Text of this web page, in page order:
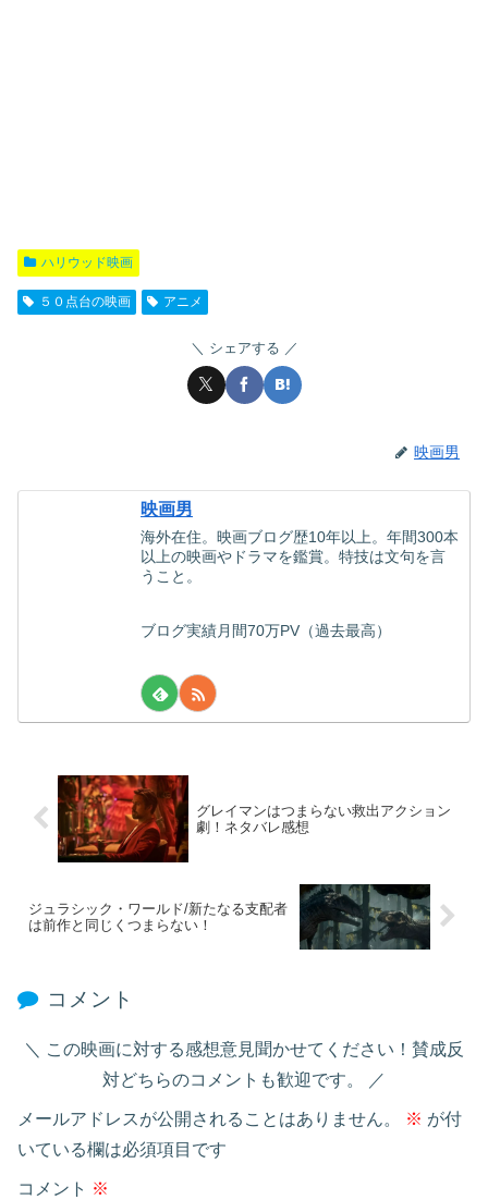
ハリウッド映画
５０点台の映画 アニメ
シェアする
映画男
映画男
海外在住。映画ブログ歴10年以上。年間300本
以上の映画やドラマを鑑賞。特技は文句を言
うこと。
ブログ実績月間70万PV（過去最高）
グレイマンはつまらない救出アクション
劇！ネタバレ感想
ジュラシック・ワールド/新たなる支配者
は前作と同じくつまらない！
コメント
この映画に対する感想意見聞かせてください！賛成反
対どちらのコメントも歓迎です。
メールアドレスが公開されることはありません。 ※ が付
いている欄は必須項目です
コメント ※